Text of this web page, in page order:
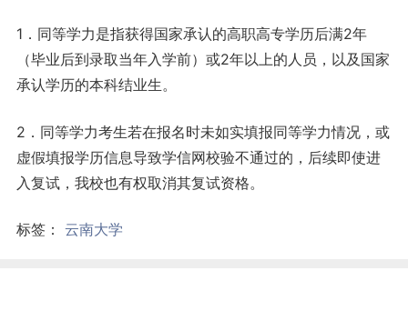
1．同等学力是指获得国家承认的高职高专学历后满2年
（毕业后到录取当年入学前）或2年以上的人员，以及国家
承认学历的本科结业生。
2．同等学力考生若在报名时未如实填报同等学力情况，或
虚假填报学历信息导致学信网校验不通过的，后续即使进
入复试，我校也有权取消其复试资格。
标签： 云南大学